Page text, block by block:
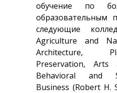
обучение по
образовательным
следующие
Agriculture and
Architecture,
Preservation, Arts
Behavioral and
Business (Robert H.